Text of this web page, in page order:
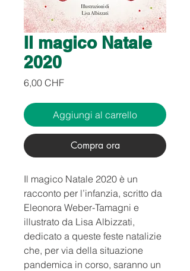
Il magico Natale
2020
6,00 CHFPrezzo
Aggiungi al carrello
Compra ora
Il magico Natale 2020 è un
racconto per l’infanzia, scritto da
Eleonora Weber-Tamagni e
illustrato da Lisa Albizzati,
dedicato a queste feste natalizie
che, per via della situazione
pandemica in corso, saranno un